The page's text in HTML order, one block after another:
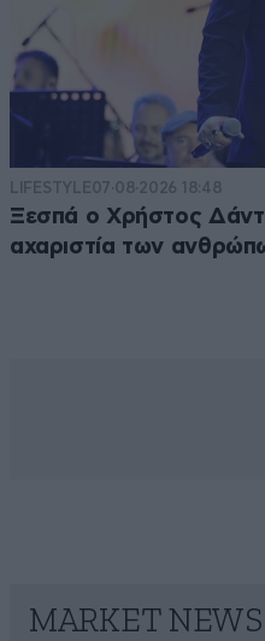
LIFESTYLE07·08·2026 18:48
Ξεσπά ο Χρήστος
αχαριστία των
MARKET NEWS